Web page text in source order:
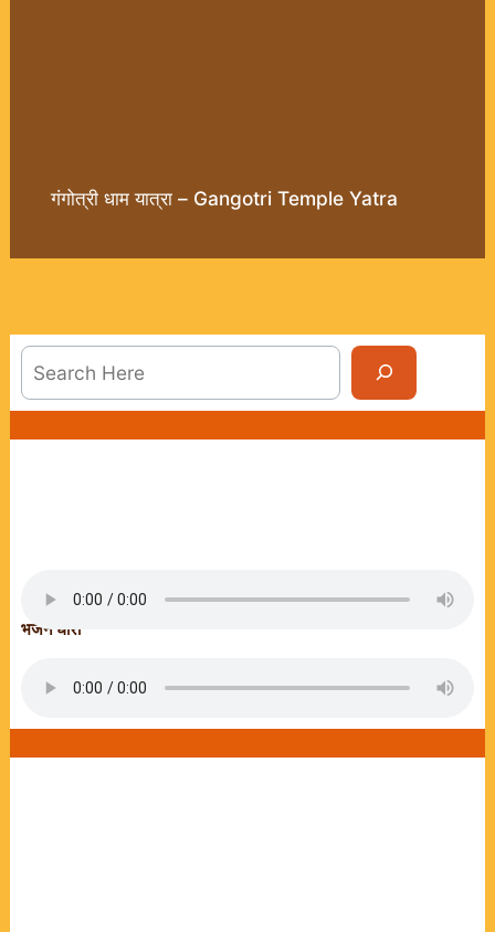
गंगोत्री धाम यात्रा – Gangotri Temple Yatra
भजन धारा